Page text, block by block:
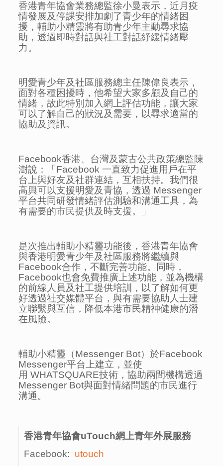
香港青年協會業務總監徐小曼表示，近月疫
情發展及停課安排加劇了青少年的情緒困
擾，輔助小精靈將有助青少年主動尋求協
助，透過即時對話與社工對話紓緩情緒壓
力。
明愛青少年及社區服務總主任陳偉良表示，
面對各種困擾時，他希望大家多顧及自己的
情緒，故此特別加入網上評估功能，讓大家
可以了解自己的狀況及需要，以尋求適當的
協助及資訊。
Facebook香港、台灣及蒙古公共政策總監陳
澍說：「Facebook 一直致力促進用戶在平
台上與好友及社群連結，互相扶持。我們很
高興可以支援明愛及青協，透過 Messenger
平台共同研發情緒評估測驗和溝通工具，為
有需要的市民提供及時支援。」
是次推出輔助小精靈功能後，香港青年協會
與香港明愛青少年及社區服務將繼續與
Facebook合作，不斷完善功能。同時，
Facebook也會免費推廣上述功能，並為機構
的前線人員及社工提供培訓，以了解如何更
好透過社交媒體平台，與有需要協助人士建
立聯繫與互信，降低本港市民精神健康的潛
在風險。
輔助小精靈（Messenger Bot）於Facebook
Messenger平台上建立，並使
用 WHATSQUARE技術，協助兩間機構透過
Messenger Bot與面對情緒問題的市民進行
溝通。
香港青年協會uTouch網上青年外展服務
Facebook: utouch